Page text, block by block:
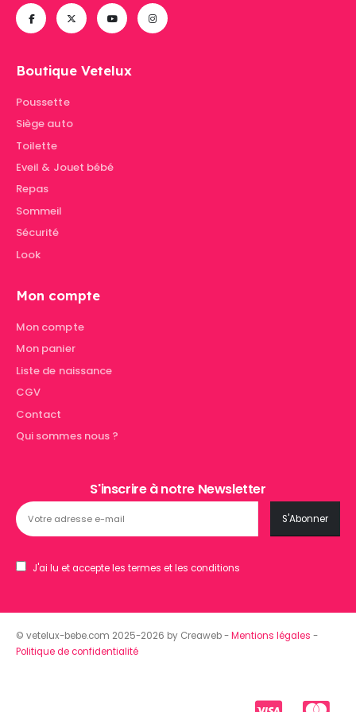
Boutique Vetelux
Poussette
Siège auto
Toilette
Eveil & Jouet bébé
Repas
Sommeil
Sécurité
Look
Mon compte
Mon compte
Mon panier
Liste de naissance
CGV
Contact
Qui sommes nous ?
S'inscrire à notre Newsletter
J'ai lu et accepte les termes et les conditions
© vetelux-bebe.com 2025-2026 by Creaweb -Mentions légales -
Politique de confidentialité